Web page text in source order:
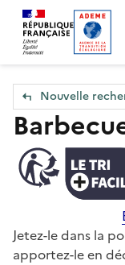
Accueil — Que
Nouvelle
Jetez-le dans la
apportez-le en